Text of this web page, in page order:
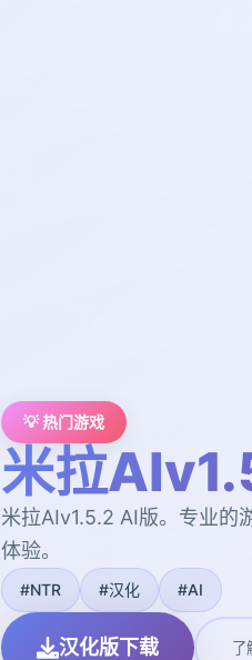
💡 热门游戏
米拉
米拉AIv1.5.2 AI版。专业的
体验。
#NTR #汉化 #AI
汉化版下载